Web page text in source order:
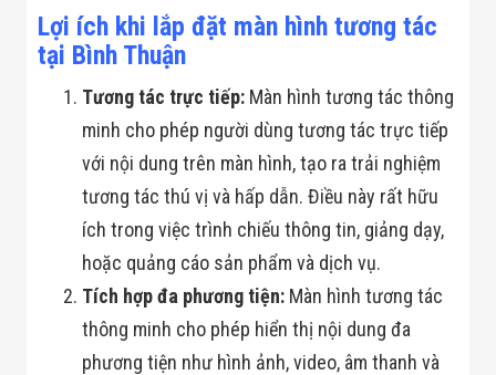
Tương Tác
Màn Hình LED
Ghi Âm
Máy X-Ray
Thực Phẩm
Máy Dò Kim
Loại Công
Nghiệp
Thiết Bị Công
Nghệ Cao
Chuyên Dụng
Đo Lực - Sức
Căng - Sức
Nén
Máy Kiểm Tra
Lợi ích khi lắp đặt màn hình tương tác
tại Bình Thuận
Tương tác trực tiếp: Màn hình tương tác thông
minh cho phép người dùng tương tác trực tiếp
với nội dung trên màn hình, tạo ra trải nghiệm
tương tác thú vị và hấp dẫn. Điều này rất hữu
ích trong việc trình chiếu thông tin, giảng dạy,
hoặc quảng cáo sản phẩm và dịch vụ.
Tích hợp đa phương tiện: Màn hình tương tác
thông minh cho phép hiển thị nội dung đa
phương tiện như hình ảnh, video, âm thanh và